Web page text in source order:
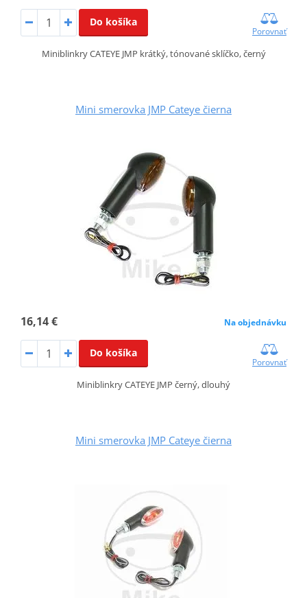
Do košíka
Porovnať
Miniblinkry CATEYE JMP krátký, tónované sklíčko, černý
Mini smerovka JMP Cateye čierna
16,14 € Na objednávku
Do košíka
Porovnať
Miniblinkry CATEYE JMP černý, dlouhý
Mini smerovka JMP Cateye čierna